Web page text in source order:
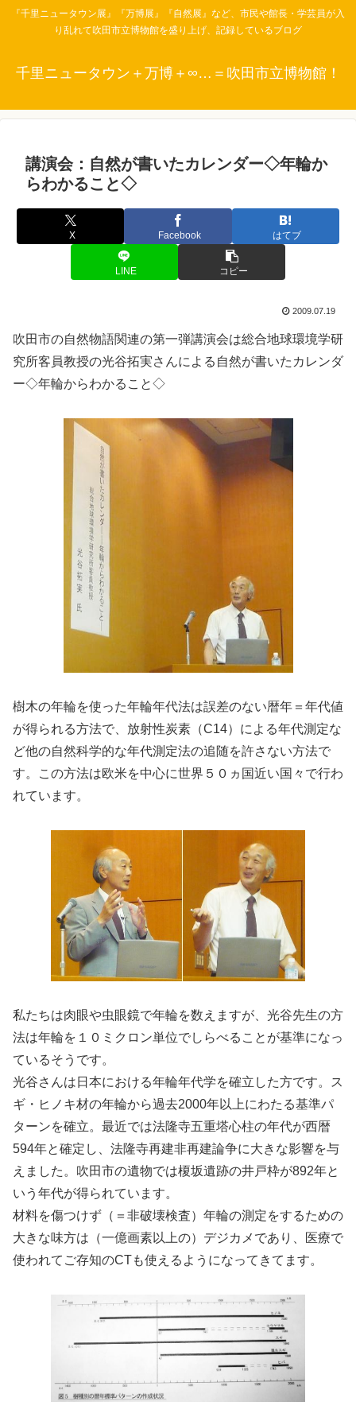
『千里ニュータウン展』『万博展』『自然展』など、市民や館長・学芸員が入
り乱れて吹田市立博物館を盛り上げ、記録しているブログ
千里ニュータウン＋万博＋∞…＝吹田市立博物館！
講演会：自然が書いたカレンダー◇年輪か
らわかること◇
X Facebook はてブ
LINE コピー
2009.07.19
吹田市の自然物語関連の第一弾講演会は総合地球環境学研
究所客員教授の光谷拓実さんによる自然が書いたカレンダ
ー◇年輪からわかること◇
樹木の年輪を使った年輪年代法は誤差のない暦年＝年代値
が得られる方法で、放射性炭素（C14）による年代測定な
ど他の自然科学的な年代測定法の追随を許さない方法で
す。この方法は欧米を中心に世界５０ヵ国近い国々で行わ
れています。
私たちは肉眼や虫眼鏡で年輪を数えますが、光谷先生の方
法は年輪を１０ミクロン単位でしらべることが基準になっ
ているそうです。
光谷さんは日本における年輪年代学を確立した方です。ス
ギ・ヒノキ材の年輪から過去2000年以上にわたる基準パ
ターンを確立。最近では法隆寺五重塔心柱の年代が西暦
594年と確定し、法隆寺再建非再建論争に大きな影響を与
えました。吹田市の遺物では榎坂遺跡の井戸枠が892年と
いう年代が得られています。
材料を傷つけず（＝非破壊検査）年輪の測定をするための
大きな味方は（一億画素以上の）デジカメであり、医療で
使われてご存知のCTも使えるようになってきてます。